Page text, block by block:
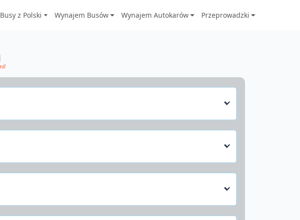
Busy z Polski Wynajem Busów Wynajem Autokarów Przeprowadzki